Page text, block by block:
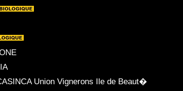
Union Vignerons Ile de Beaut�